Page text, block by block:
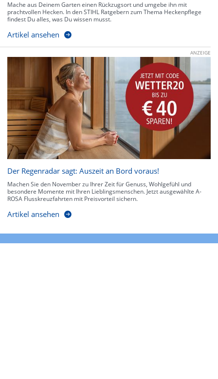
Mache aus Deinem Garten einen Rückzugsort und umgebe ihn mit
prachtvollen Hecken. In den STIHL Ratgebern zum Thema Heckenpflege
findest Du alles, was Du wissen musst.
Artikel ansehen
ANZEIGE
Der Regenradar sagt: Auszeit an Bord voraus!
Machen Sie den November zu Ihrer Zeit für Genuss, Wohlgefühl und
besondere Momente mit Ihren Lieblingsmenschen. Jetzt ausgewählte A-
ROSA Flusskreuzfahrten mit Preisvorteil sichern.
Artikel ansehen